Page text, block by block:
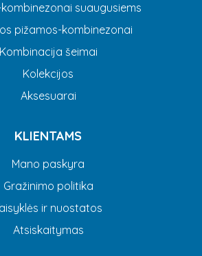
suaugusiems
pižamos-kombinezonai
Kombinacija šeimai
Kolekcijos
Aksesuarai
KLIENTAMS
Mano paskyra
Gražinimo politika
ir nuostatos
Atsiskaitymas